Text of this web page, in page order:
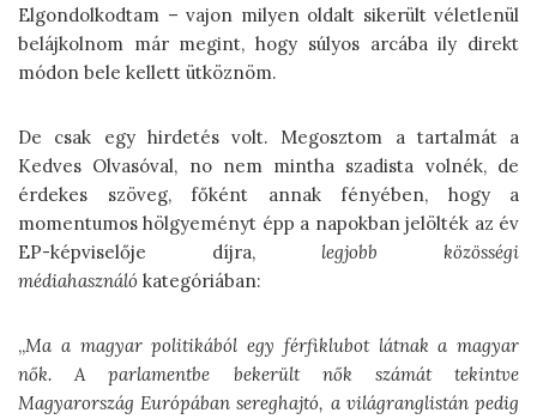
Elgondolkodtam – vajon milyen oldalt sikerült véletlenül
belájkolnom már megint, hogy súlyos arcába ily direkt
módon bele kellett ütköznöm.
De csak egy hirdetés volt. Megosztom a tartalmát a
Kedves Olvasóval, no nem mintha szadista volnék, de
érdekes szöveg, főként annak fényében, hogy a
momentumos hölgyeményt épp a napokban jelölték az év
EP-képviselője díjra, legjobb közösségi
médiahasználó kategóriában:
„Ma a magyar politikából egy férfiklubot látnak a magyar
nők. A parlamentbe bekerült nők számát tekintve
Magyarország Európában sereghajtó, a világranglistán pedig